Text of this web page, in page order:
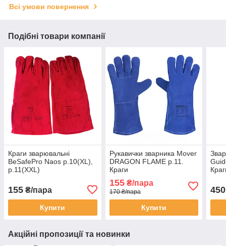
Всі умови повернення
Подібні товари компанії
Краги зварювальні
BeSafePro Naos р.10(XL),
р.11(XХL)
155 ₴/пара
Купити
Рукавички зварника Mover
DRAGON FLAME р.11.
Краги
155₴/пара
170 ₴/пара
Купити
450
Акційні пропозиції та новинки